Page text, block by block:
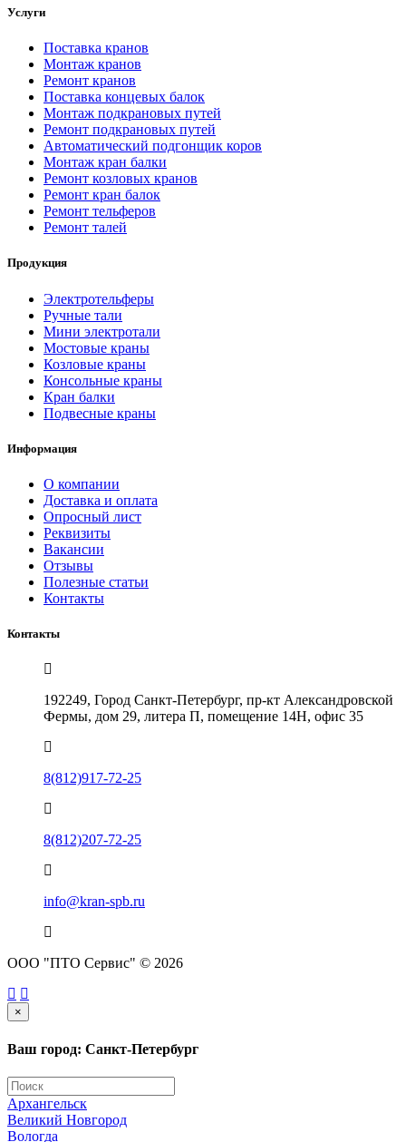
Услуги
Поставка кранов
Монтаж кранов
Ремонт кранов
Поставка концевых балок
Монтаж подкрановых путей
Ремонт подкрановых путей
Автоматический подгонщик коров
Монтаж кран балки
Ремонт козловых кранов
Ремонт кран балок
Ремонт тельферов
Ремонт талей
Продукция
Электротельферы
Ручные тали
Мини электротали
Мостовые краны
Козловые краны
Консольные краны
Кран балки
Подвесные краны
Информация
О компании
Доставка и оплата
Опросный лист
Реквизиты
Вакансии
Отзывы
Полезные статьи
Контакты
Контакты
192249, Город Санкт-Петербург, пр-кт Александровской
Фермы, дом 29, литера П, помещение 14Н, офис 35
8(812)917-72-25
8(812)207-72-25
info@kran-spb.ru
ООО "ПТО Сервис" © 2026
×
Ваш город: Санкт-Петербург
Архангельск
Великий Новгород
Вологда